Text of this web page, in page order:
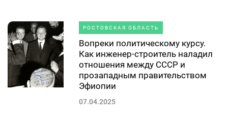
РОСТОВСКАЯ ОБЛАСТЬ
Вопреки политическому курсу.
Как инженер-строитель наладил
отношения между СССР и
прозападным правительством
Эфиопии
07.04.2025